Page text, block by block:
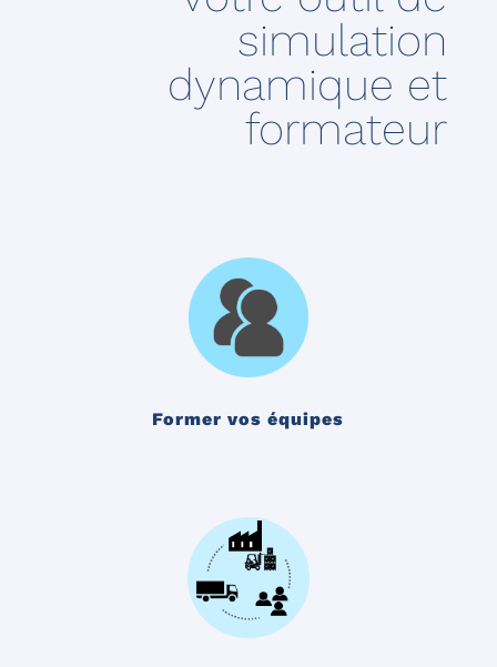
simulation
dynamique et
formateur
Former vos équipes